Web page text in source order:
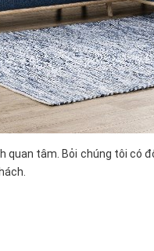
tâm. Bỏi chúng tôi có